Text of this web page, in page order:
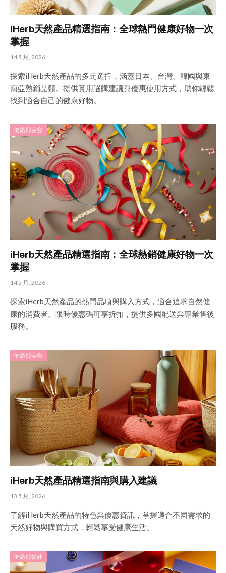
iHerb天然產品精選指南：全球熱門健康好物一次
掌握
14 5 月, 2026
探索iHerb天然產品的多元選擇，涵蓋日本、台灣、韓國與東
南亞熱銷品類。提供實用選購建議與優惠使用方式，助你輕鬆
找到適合自己的健康好物。
健康與美容
iHerb天然產品精選指南：全球熱銷健康好物一次
掌握
14 5 月, 2026
探索iHerb天然產品的熱門品項與購入方式，適合追求自然健
康的消費者。限時優惠碼可享折扣，提供多國配送與專業售後
服務。
健康與美容
iHerb天然產品精選指南與購入建議
13 5 月, 2026
了解iHerb天然產品的特色與優惠資訊，掌握適合不同需求的
天然好物與購買方式，輕鬆享受健康生活。
健康與保健